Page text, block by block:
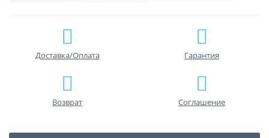
Доставка/Оплата Гарантия
Возврат Соглашение